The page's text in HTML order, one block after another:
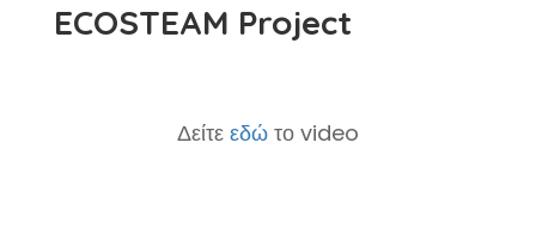
ECOSTEAM Project
Δείτε εδώ το video